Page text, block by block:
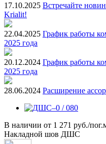
17.10.2025 Встречайте
Krialit!
22.04.2025 График работы
2025 года
20.12.2024 График работы
2025 года
28.06.2024 Расширение
В наличии от 1 271 руб./
Накладной шов ДШС